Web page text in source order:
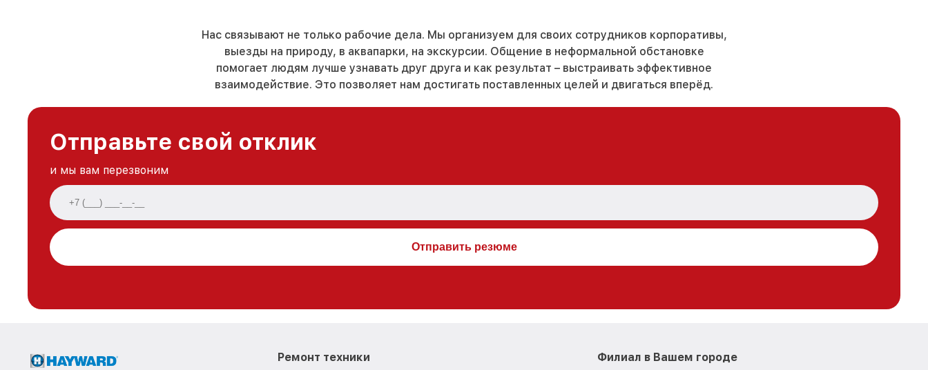
Нас связывают не только рабочие дела. Мы организуем для своих сотрудников корпоративы,
выезды на природу, в аквапарки, на экскурсии. Общение в неформальной обстановке
помогает людям лучше узнавать друг друга и как результат – выстраивать эффективное
взаимодействие. Это позволяет нам достигать поставленных целей и двигаться вперёд.
Отправьте свой отклик
и мы вам перезвоним
Ремонт техники Филиал в Вашем городе